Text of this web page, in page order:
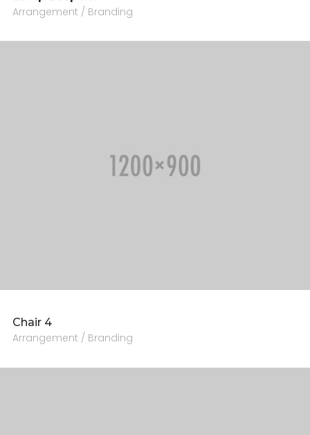
Arrangement / Branding
Chair 4
Arrangement / Branding